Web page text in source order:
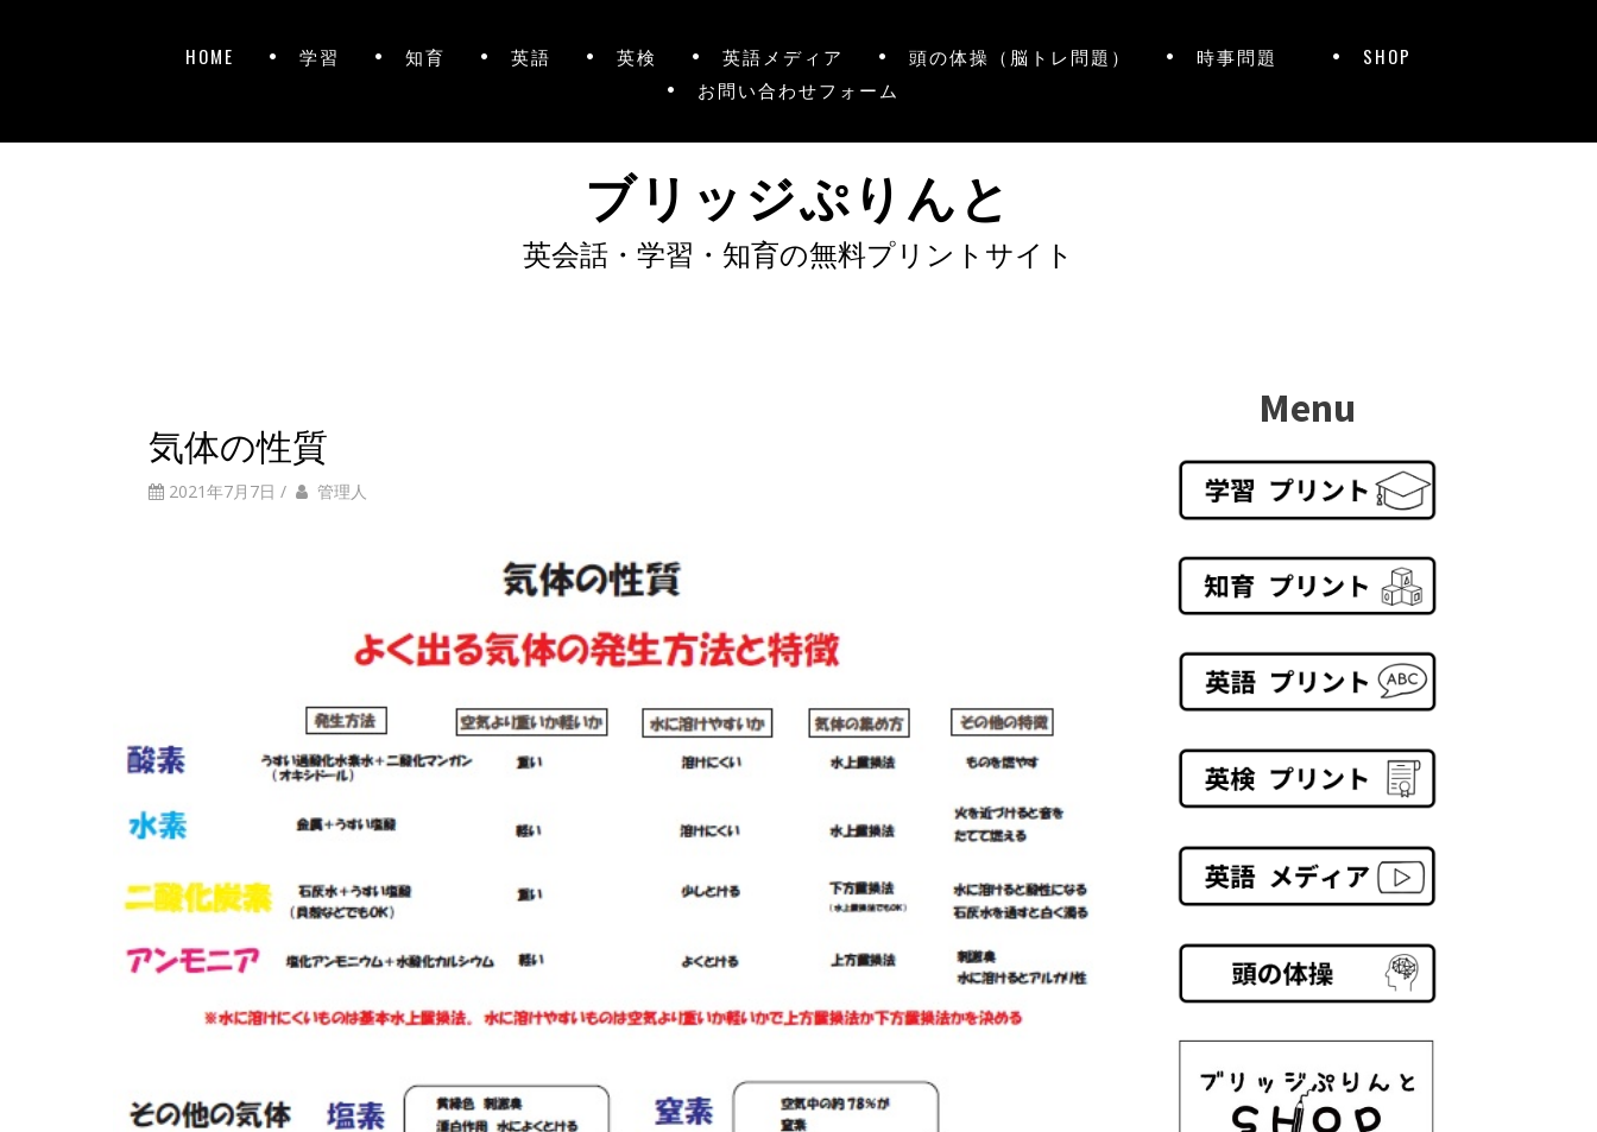
HOME 学習 知育 英語 英検 英語メディア 頭の体操（脳トレ問題） 時事問題
SHOP
お問い合わせフォーム
ブリッジぷりんと
英会話・学習・知育の無料プリントサイト
気体の性質
2021年7月7日 / 管理人
Menu